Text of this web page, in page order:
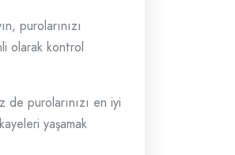
purolarınızı
olarak kontrol
purolarınızı en iyi
yaşamak